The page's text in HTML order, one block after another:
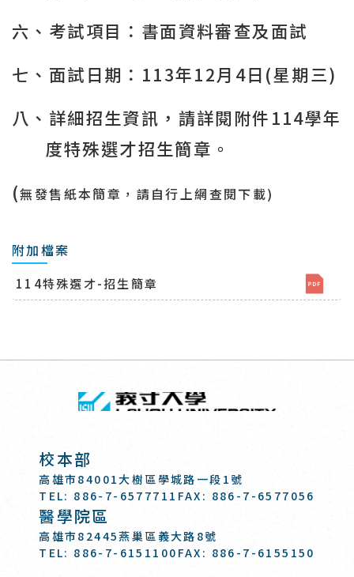
六、考試項目：書面資料審查及面試
七、面試日期： 113年12月 4日(星期三)
八、詳細招生資訊，請詳閱附件114學年
度特殊選才招生簡章 。
(無發售紙本簡章，請自行上網查閱下載)
附加檔案
114特殊選才-招生簡章
回頂端
校本部
高雄市84001大樹區學城路一段1號
TEL: 886-7-6577711 FAX: 886-7-6577056
醫學院區
高雄市82445燕巢區義大路8號
TEL: 886-7-6151100 FAX: 886-7-6155150